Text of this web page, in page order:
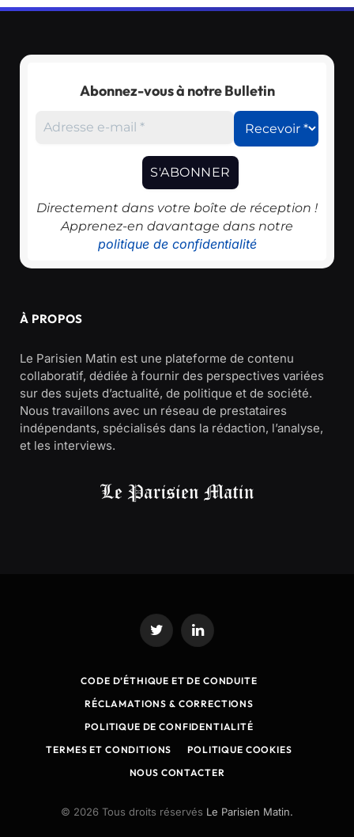
Abonnez-vous à notre Bulletin
Directement dans votre boîte de réception !
Apprenez-en davantage dans notre
politique de confidentialité
À PROPOS
Le Parisien Matin est une plateforme de contenu
collaboratif, dédiée à fournir des perspectives variées
sur des sujets d’actualité, de politique et de société.
Nous travaillons avec un réseau de prestataires
indépendants, spécialisés dans la rédaction, l’analyse,
et les interviews.
Twitter LinkedIn
CODE D’ÉTHIQUE ET DE CONDUITE
RÉCLAMATIONS & CORRECTIONS
POLITIQUE DE CONFIDENTIALITÉ
TERMES ET CONDITIONS
POLITIQUE COOKIES
NOUS CONTACTER
© 2026 Tous droits réservés Le Parisien Matin.